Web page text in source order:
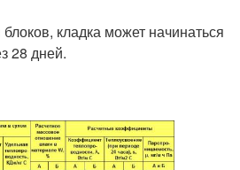
кладка может начинаться
28 дней.